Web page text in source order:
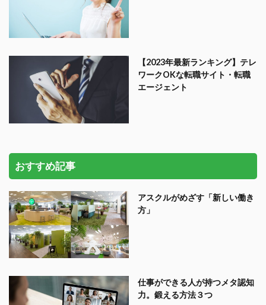
【2023年最新ランキング】テレ
ワークOKな転職サイト・転職
エージェント
おすすめ記事
アスクルがめざす「新しい働き
方」
仕事ができる人が持つメタ認知
力。鍛える方法３つ